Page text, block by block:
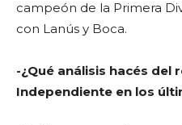
campeón de la Primera
con Lanús y Boca.
-¿Qué análisis hacés del
Independiente en los